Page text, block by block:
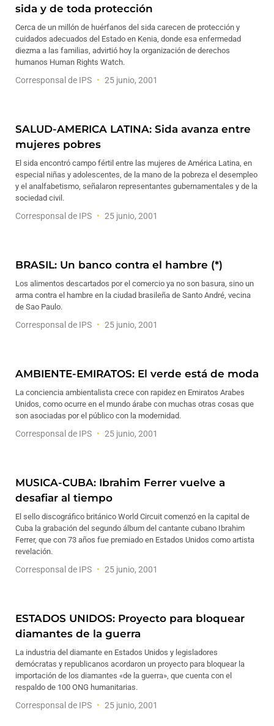
sida y de toda protección
Cerca de un millón de huérfanos del sida carecen de protección y
cuidados adecuados del Estado en Kenia, donde esa enfermedad
diezma a las familias, advirtió hoy la organización de derechos
humanos Human Rights Watch.
Corresponsal de IPS 25 junio, 2001
SALUD-AMERICA LATINA: Sida avanza entre
mujeres pobres
El sida encontró campo fértil entre las mujeres de América Latina, en
especial niñas y adolescentes, de la mano de la pobreza el desempleo
y el analfabetismo, señalaron representantes gubernamentales y de la
sociedad civil.
Corresponsal de IPS 25 junio, 2001
BRASIL: Un banco contra el hambre (*)
Los alimentos descartados por el comercio ya no son basura, sino un
arma contra el hambre en la ciudad brasileña de Santo André, vecina
de Sao Paulo.
Corresponsal de IPS 25 junio, 2001
AMBIENTE-EMIRATOS: El verde está de moda
La conciencia ambientalista crece con rapidez en Emiratos Arabes
Unidos, como ocurre en el mundo árabe con muchas otras cosas que
son asociadas por el público con la modernidad.
Corresponsal de IPS 25 junio, 2001
MUSICA-CUBA: Ibrahim Ferrer vuelve a
desafiar al tiempo
El sello discográfico británico World Circuit comenzó en la capital de
Cuba la grabación del segundo álbum del cantante cubano Ibrahim
Ferrer, que con 73 años fue premiado en Estados Unidos como artista
revelación.
Corresponsal de IPS 25 junio, 2001
ESTADOS UNIDOS: Proyecto para bloquear
diamantes de la guerra
La industria del diamante en Estados Unidos y legisladores
demócratas y republicanos acordaron un proyecto para bloquear la
importación de los diamantes «de la guerra», que cuenta con el
respaldo de 100 ONG humanitarias.
Corresponsal de IPS 25 junio, 2001